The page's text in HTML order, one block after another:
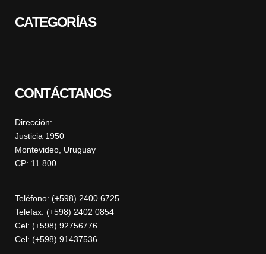
CATEGORÍAS
CONTÁCTANOS
Dirección:
Justicia 1950
Montevideo, Uruguay
CP: 11.800
Teléfono: (+598) 2400 6725
Telefax: (+598) 2402 0854
Cel: (+598) 92756776
Cel: (+598) 91437536